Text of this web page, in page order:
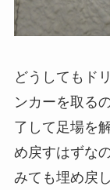
どうしてもド
ンカーを取る
了して足場を
め戻すはずな
みても埋め戻